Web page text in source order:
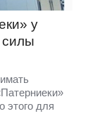
у
силы
этого для